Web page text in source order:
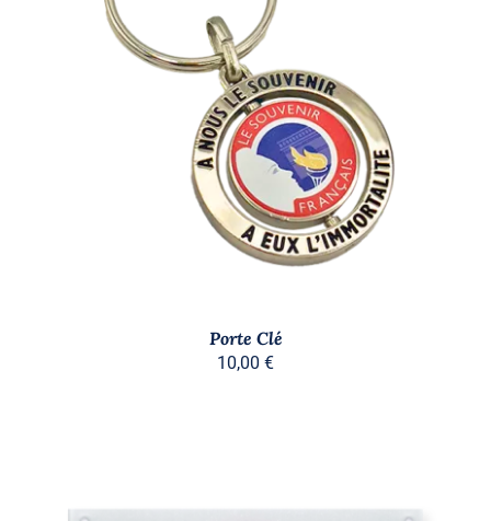
AJOUTER AU PANIER
/
Porte Clé
10,00 €